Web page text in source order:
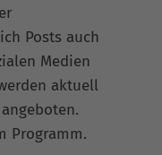
Posts auch
Medien
aktuell
Programm.